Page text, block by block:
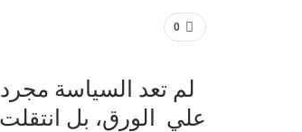
0
لم تعد السياسة مجرد
علي الورق، بل